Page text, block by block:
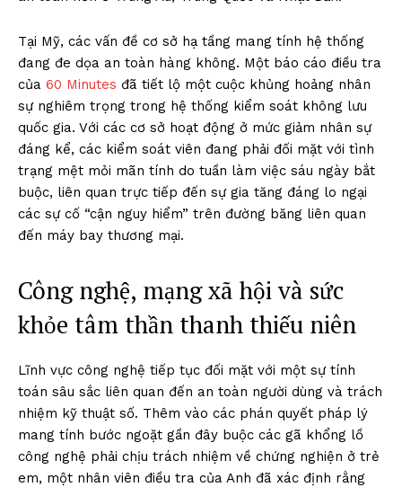
Tại Mỹ, các vấn đề cơ sở hạ tầng mang tính hệ thống
đang đe dọa an toàn hàng không. Một báo cáo điều tra
của 60 Minutes đã tiết lộ một cuộc khủng hoảng nhân
sự nghiêm trọng trong hệ thống kiểm soát không lưu
quốc gia. Với các cơ sở hoạt động ở mức giảm nhân sự
đáng kể, các kiểm soát viên đang phải đối mặt với tình
trạng mệt mỏi mãn tính do tuần làm việc sáu ngày bắt
buộc, liên quan trực tiếp đến sự gia tăng đáng lo ngại
các sự cố “cận nguy hiểm” trên đường băng liên quan
đến máy bay thương mại.
Công nghệ, mạng xã hội và sức
khỏe tâm thần thanh thiếu niên
Lĩnh vực công nghệ tiếp tục đối mặt với một sự tính
toán sâu sắc liên quan đến an toàn người dùng và trách
nhiệm kỹ thuật số. Thêm vào các phán quyết pháp lý
mang tính bước ngoặt gần đây buộc các gã khổng lồ
công nghệ phải chịu trách nhiệm về chứng nghiện ở trẻ
em, một nhân viên điều tra của Anh đã xác định rằng